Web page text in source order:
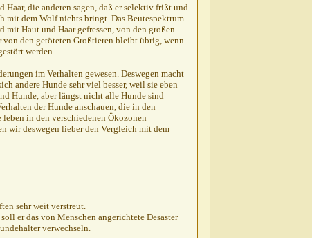
die anderen sagen, daß er selektiv frißt und
mit dem Wolf nichts bringt. Das Beutespektrum
Haut und Haar gefressen, von den großen
den getöteten Großtieren bleibt übrig, wenn
werden.
im Verhalten gewesen. Deswegen macht
andere Hunde sehr viel besser, weil sie eben
Hunde, aber längst nicht alle Hunde sind
der Hunde anschauen, die in den
in den verschiedenen Ökozonen
wir deswegen lieber den Vergleich mit dem
sehr weit verstreut.
er das von Menschen angerichtete Desaster
verwechseln.